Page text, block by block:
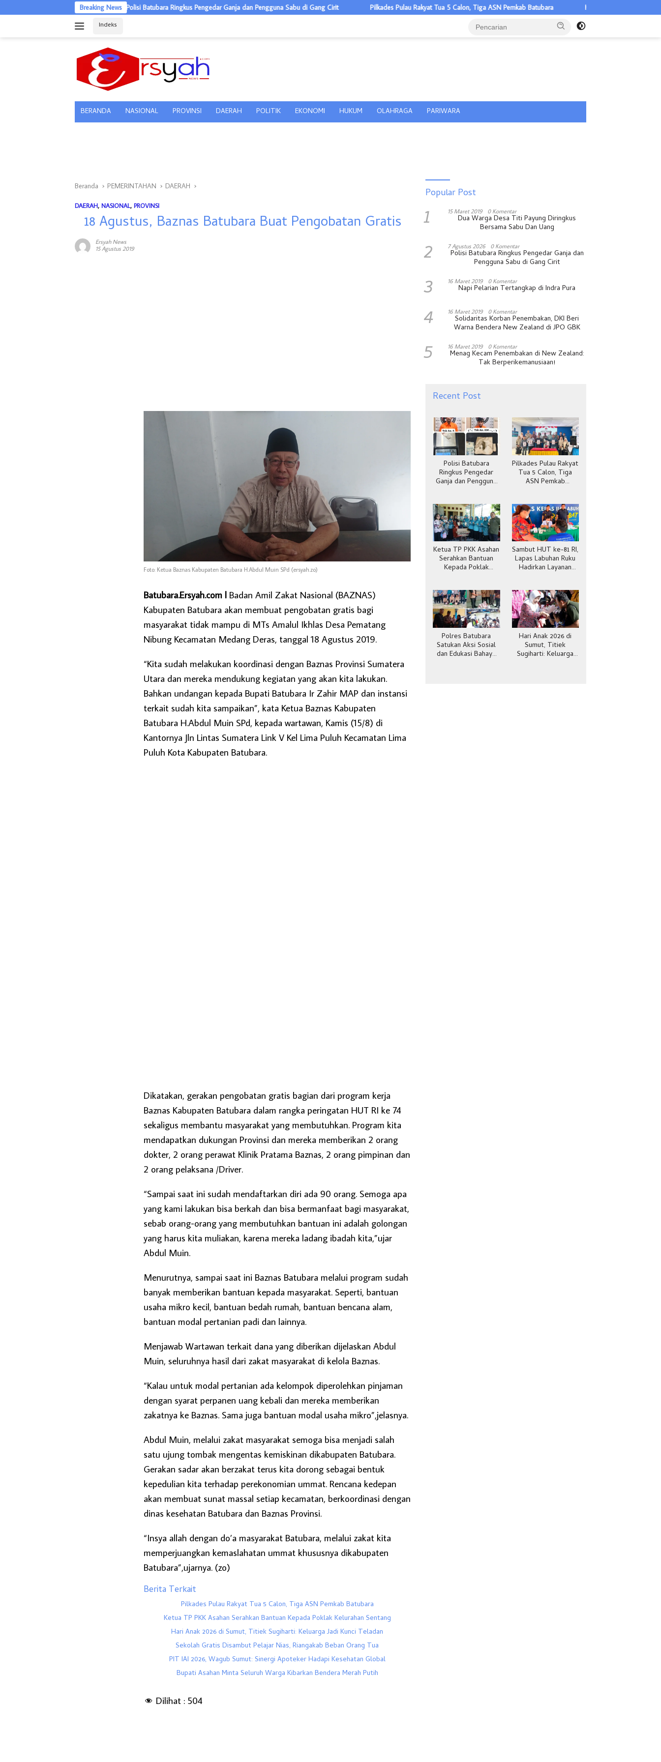
Breaking News
Polisi Batubara Ringkus Pengedar Ganja dan Pengguna Sabu di Gang Cirit Pilkades Pulau Rakyat Tua 5 Calon, Tiga ASN Pemkab Batubara Ketua TP PKK Asahan Serahkan Bantuan
Indeks
BERANDA NASIONAL PROVINSI DAERAH POLITIK EKONOMI HUKUM OLAHRAGA PARIWARA
Beranda PEMERINTAHAN DAERAH
DAERAH, NASIONAL, PROVINSI
18 Agustus, Baznas Batubara Buat Pengobatan Gratis
Ersyah News
15 Agustus 2019
Foto: Ketua Baznas Kabupaten Batubara H.Abdul Muin SPd (ersyah.zo)
Batubara.Ersyah.com l Badan Amil Zakat Nasional (BAZNAS)
Kabupaten Batubara akan membuat pengobatan gratis bagi
masyarakat tidak mampu di MTs Amalul Ikhlas Desa Pematang
Nibung Kecamatan Medang Deras, tanggal 18 Agustus 2019.
“Kita sudah melakukan koordinasi dengan Baznas Provinsi Sumatera
Utara dan mereka mendukung kegiatan yang akan kita lakukan.
Bahkan undangan kepada Bupati Batubara Ir Zahir MAP dan instansi
terkait sudah kita sampaikan”, kata Ketua Baznas Kabupaten
Batubara H.Abdul Muin SPd, kepada wartawan, Kamis (15/8) di
Kantornya Jln Lintas Sumatera Link V Kel Lima Puluh Kecamatan Lima
Puluh Kota Kabupaten Batubara.
Dikatakan, gerakan pengobatan gratis bagian dari program kerja
Baznas Kabupaten Batubara dalam rangka peringatan HUT RI ke 74
sekaligus membantu masyarakat yang membutuhkan. Program kita
mendapatkan dukungan Provinsi dan mereka memberikan 2 orang
dokter, 2 orang perawat Klinik Pratama Baznas, 2 orang pimpinan dan
2 orang pelaksana /Driver.
“Sampai saat ini sudah mendaftarkan diri ada 90 orang. Semoga apa
yang kami lakukan bisa berkah dan bisa bermanfaat bagi masyarakat,
sebab orang-orang yang membutuhkan bantuan ini adalah golongan
yang harus kita muliakan, karena mereka ladang ibadah kita,”ujar
Abdul Muin.
Menurutnya, sampai saat ini Baznas Batubara melalui program sudah
banyak memberikan bantuan kepada masyarakat. Seperti, bantuan
usaha mikro kecil, bantuan bedah rumah, bantuan bencana alam,
bantuan modal pertanian padi dan lainnya.
Menjawab Wartawan terkait dana yang diberikan dijelaskan Abdul
Muin, seluruhnya hasil dari zakat masyarakat di kelola Baznas.
“Kalau untuk modal pertanian ada kelompok diperolehkan pinjaman
dengan syarat perpanen uang kebali dan mereka memberikan
zakatnya ke Baznas. Sama juga bantuan modal usaha mikro”,jelasnya.
Abdul Muin, melalui zakat masyarakat semoga bisa menjadi salah
satu ujung tombak mengentas kemiskinan dikabupaten Batubara.
Gerakan sadar akan berzakat terus kita dorong sebagai bentuk
kepedulian kita terhadap perekonomian ummat. Rencana kedepan
akan membuat sunat massal setiap kecamatan, berkoordinasi dengan
dinas kesehatan Batubara dan Baznas Provinsi.
“Insya allah dengan do’a masyarakat Batubara, melalui zakat kita
memperjuangkan kemaslahatan ummat khususnya dikabupaten
Batubara”,ujarnya. (zo)
Berita Terkait
Pilkades Pulau Rakyat Tua 5 Calon, Tiga ASN Pemkab Batubara
Ketua TP PKK Asahan Serahkan Bantuan Kepada Poklak Kelurahan Sentang
Hari Anak 2026 di Sumut, Titiek Sugiharti: Keluarga Jadi Kunci Teladan
Sekolah Gratis Disambut Pelajar Nias, Riangakab Beban Orang Tua
PIT IAI 2026, Wagub Sumut: Sinergi Apoteker Hadapi Kesehatan Global
Bupati Asahan Minta Seluruh Warga Kibarkan Bendera Merah Putih
Dilihat : 504
Popular Post
1 15 Maret 2019 0 Komentar
Dua Warga Desa Titi Payung Diringkus
Bersama Sabu Dan Uang
2 7 Agustus 2026 0 Komentar
Polisi Batubara Ringkus Pengedar Ganja dan
Pengguna Sabu di Gang Cirit
3 16 Maret 2019 0 Komentar
Napi Pelarian Tertangkap di Indra Pura
4 16 Maret 2019 0 Komentar
Solidaritas Korban Penembakan, DKI Beri
Warna Bendera New Zealand di JPO GBK
5 16 Maret 2019 0 Komentar
Menag Kecam Penembakan di New Zealand:
Tak Berperikemanusiaan!
Recent Post
Polisi Batubara
Ringkus Pengedar
Ganja dan Pengguna
Pilkades Pulau Rakyat
Tua 5 Calon, Tiga
ASN Pemkab
Ketua TP PKK Asahan
Serahkan Bantuan
Kepada Poklak
Sambut HUT ke-81 RI,
Lapas Labuhan Ruku
Hadirkan Layanan
Polres Batubara
Satukan Aksi Sosial
dan Edukasi Bahaya
Hari Anak 2026 di
Sumut, Titiek
Sugiharti: Keluarga